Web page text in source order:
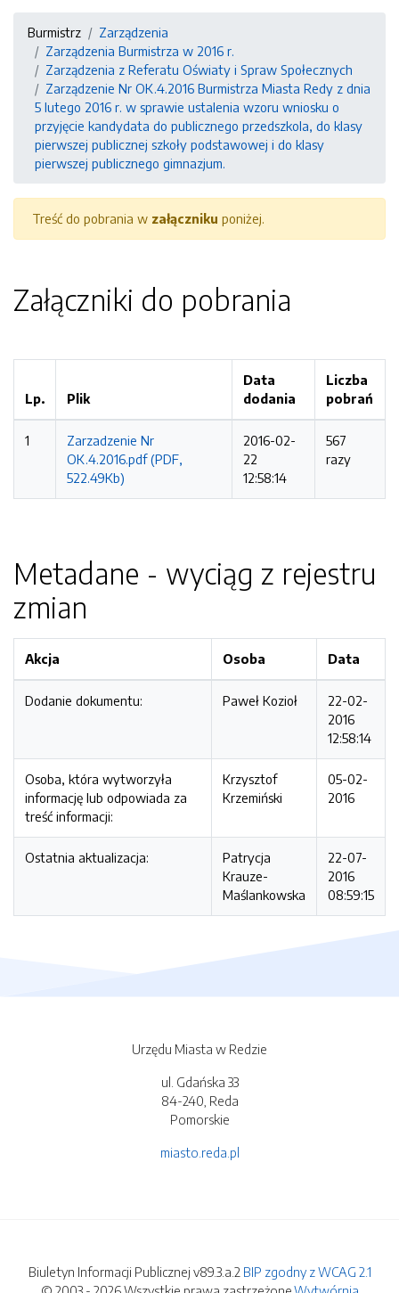
Burmistrz
Zarządzenia
Zarządzenia Burmistrza w 2016 r.
Zarządzenia z Referatu Oświaty i Spraw Społecznych
Zarządzenie Nr OK.4.2016 Burmistrza Miasta Redy z dnia
5 lutego 2016 r. w sprawie ustalenia wzoru wniosku o
przyjęcie kandydata do publicznego przedszkola, do klasy
pierwszej publicznej szkoły podstawowej i do klasy
pierwszej publicznego gimnazjum.
Treść do pobrania w załączniku poniżej.
Załączniki do pobrania
Lp. Plik
Data
dodania
Liczba
pobrań
1
Zarzadzenie Nr
OK.4.2016.pdf (PDF,
522.49Kb)
2016-02-
22
12:58:14
567
razy
Metadane - wyciąg z rejestru
zmian
Akcja Osoba Data
Dodanie dokumentu: Paweł Kozioł
22-02-
2016
12:58:14
Osoba, która wytworzyła
informację lub odpowiada za
treść informacji:
Krzysztof
Krzemiński
05-02-
2016
Ostatnia aktualizacja:
Patrycja
Krauze-
Maślankowska
22-07-
2016
08:59:15
Urzędu Miasta w Redzie
ul. Gdańska 33
84-240, Reda
Pomorskie
miasto.reda.pl
Biuletyn Informacji Publicznej v89.3.a.2 BIP zgodny z WCAG 2.1